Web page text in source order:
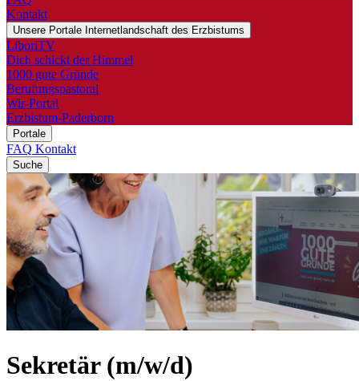
Kontakt
Unsere Portale Internetlandschaft des Erzbistums
LiboriTV
Dich schickt der Himmel
1000 gute Gründe
Berufungspastoral
Wir-Portal
Erzbistum-Paderborn
Portale
FAQ Kontakt
Suche
Sekretär (m/w/d)